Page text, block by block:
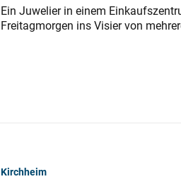
Ein Juwelier in einem
Freitagmorgen ins Visier von
Kirchheim